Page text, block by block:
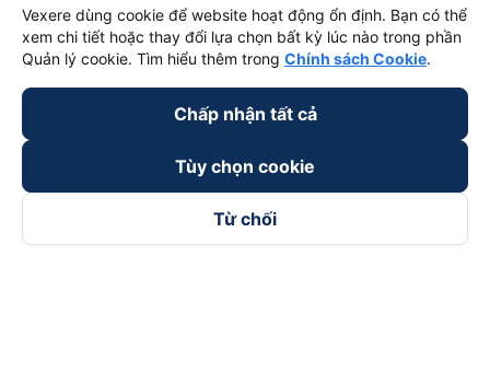
Vexere dùng cookie để website hoạt động ổn định. Bạn có thể
xem chi tiết hoặc thay đổi lựa chọn bất kỳ lúc nào trong phần
Quản lý cookie. Tìm hiểu thêm trong Chính sách Cookie.
Chấp nhận tất cả
Tùy chọn cookie
Từ chối